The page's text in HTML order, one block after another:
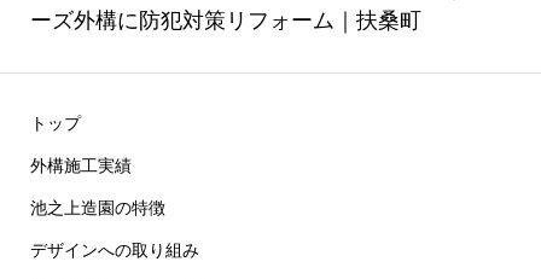
ーズ外構に防犯対策リフォーム｜扶桑町
トップ
外構施工実績
池之上造園の特徴
デザインへの取り組み